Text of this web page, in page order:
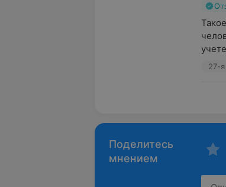
27-
Поделитесь
мнением